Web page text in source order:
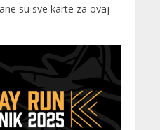
su sve karte za ovaj